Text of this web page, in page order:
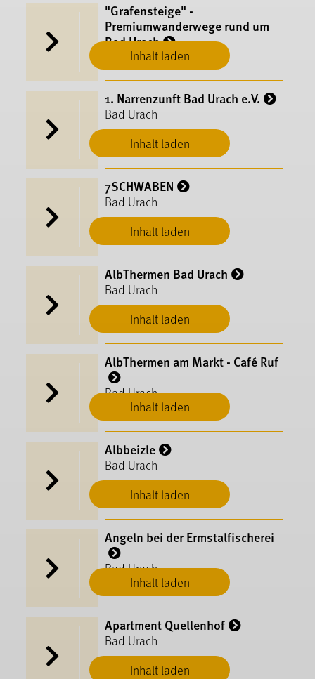
Inhalt laden
"Grafensteige" -
Premiumwanderwege rund um
Bad Urach
Bad Urach
Inhalt laden
1. Narrenzunft Bad Urach e.V.
Bad Urach
Inhalt laden
7SCHWABEN
Bad Urach
Inhalt laden
AlbThermen Bad Urach
Bad Urach
Inhalt laden
AlbThermen am Markt - Café Ruf
Bad Urach
Inhalt laden
Albbeizle
Bad Urach
Inhalt laden
Angeln bei der Ermstalfischerei
Bad Urach
Inhalt laden
Apartment Quellenhof
Bad Urach